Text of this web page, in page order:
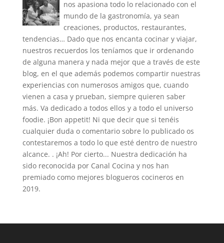
nos apasiona todo lo relacionado con el
mundo de la gastronomía, ya sean
creaciones, productos, restaurantes,
tendencias… Dado que nos encanta cocinar y viajar,
nuestros recuerdos los teníamos que ir ordenando
de alguna manera y nada mejor que a través de este
blog, en el que además podemos compartir nuestras
experiencias con numerosos amigos que, cuando
vienen a casa y prueban, siempre quieren saber
más. Va dedicado a todos ellos y a todo el universo
foodie. ¡Bon appetit! Ni que decir que si tenéis
cualquier duda o comentario sobre lo publicado os
contestaremos a todo lo que esté dentro de nuestro
alcance. . ¡Ah! Por cierto... Nuestra dedicación ha
sido reconocida por Canal Cocina y nos han
premiado como mejores blogueros cocineros en
2019.